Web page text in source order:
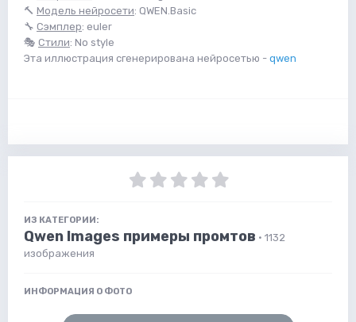
🔨 Модель нейросети: QWEN.Basic
🔧 Сэмплер: euler
🎭 Стили: No style
Эта иллюстрация сгенерирована нейросетью - qwen
ИЗ КАТЕГОРИИ:
Qwen Images примеры промтов · 1132
изображения
ИНФОРМАЦИЯ О ФОТО